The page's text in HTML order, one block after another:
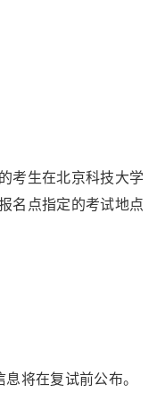
考生在北京科技大学
名点指定的考试地点
将在复试前公布。